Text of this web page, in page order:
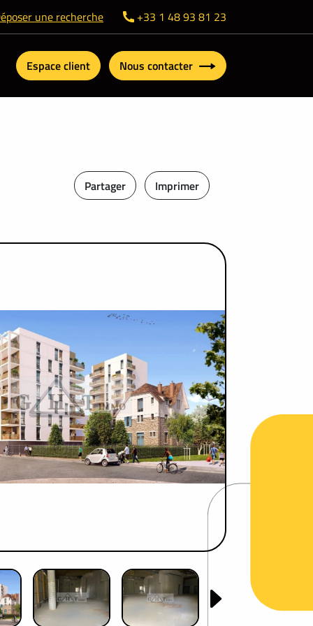
une recherche +33 1 48 93 81 23
Espace client Nous contacter
Partager Imprimer